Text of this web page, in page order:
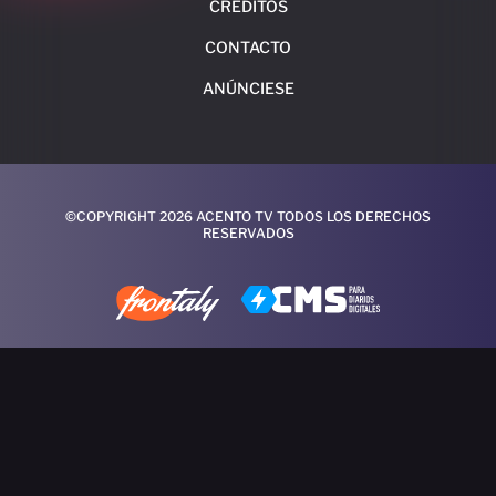
CRÉDITOS
CONTACTO
ANÚNCIESE
©COPYRIGHT 2026 ACENTO TV TODOS LOS DERECHOS
RESERVADOS